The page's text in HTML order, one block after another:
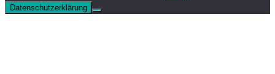
Datenschutzerklärung